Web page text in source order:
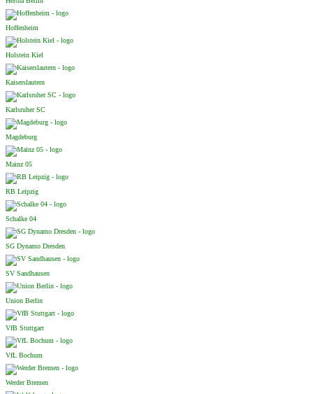
Hoffenheim
Holstein Kiel
Kaiserslautern
Karlsruher SC
Magdeburg
Mainz 05
RB Leipzig
Schalke 04
SG Dynamo Dresden
SV Sandhausen
Union Berlin
VfB Stuttgart
VfL Bochum
Werder Bremen